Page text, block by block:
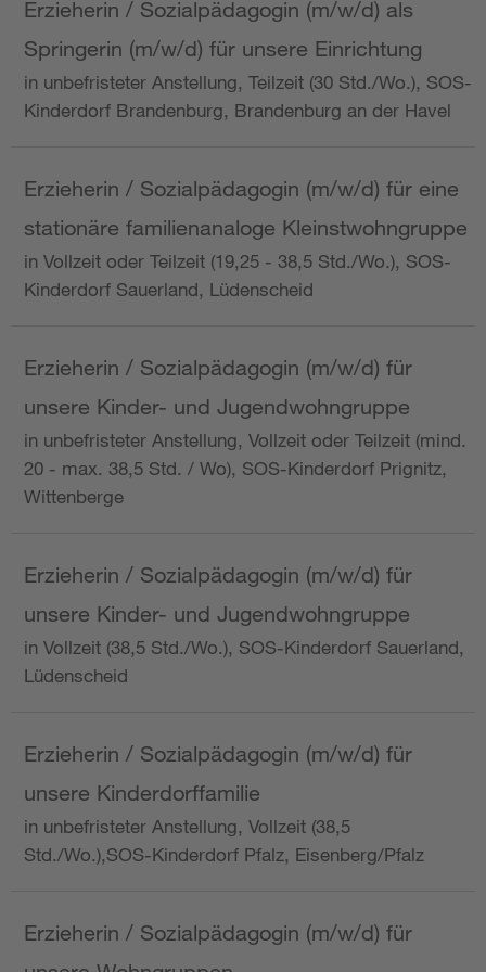
Erzieherin / Sozialpädagogin (m/w/d) als
Springerin (m/w/d) für unsere Einrichtung
in unbefristeter Anstellung, Teilzeit (30 Std./Wo.), SOS-
Kinderdorf Brandenburg, Brandenburg an der Havel
Erzieherin / Sozialpädagogin (m/w/d) für eine
stationäre familienanaloge Kleinstwohngruppe
in Vollzeit oder Teilzeit (19,25 - 38,5 Std./Wo.), SOS-
Kinderdorf Sauerland, Lüdenscheid
Erzieherin / Sozialpädagogin (m/w/d) für
unsere Kinder- und Jugendwohngruppe
in unbefristeter Anstellung, Vollzeit oder Teilzeit (mind.
20 - max. 38,5 Std. / Wo), SOS-Kinderdorf Prignitz,
Wittenberge
Erzieherin / Sozialpädagogin (m/w/d) für
unsere Kinder- und Jugendwohngruppe
in Vollzeit (38,5 Std./Wo.), SOS-Kinderdorf Sauerland,
Lüdenscheid
Erzieherin / Sozialpädagogin (m/w/d) für
unsere Kinderdorffamilie
in unbefristeter Anstellung, Vollzeit (38,5
Std./Wo.),SOS-Kinderdorf Pfalz, Eisenberg/Pfalz
Erzieherin / Sozialpädagogin (m/w/d) für